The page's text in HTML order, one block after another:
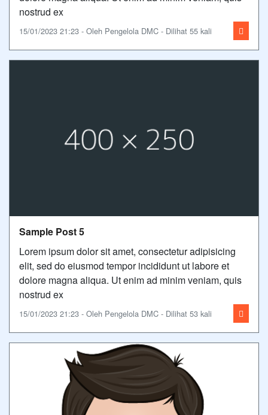
nostrud ex
15/01/2023 21:23 - Oleh Pengelola DMC - Dilihat 55 kali
Sample Post 5
Lorem ipsum dolor sit amet, consectetur adipisicing
elit, sed do eiusmod tempor incididunt ut labore et
dolore magna aliqua. Ut enim ad minim veniam, quis
nostrud ex
15/01/2023 21:23 - Oleh Pengelola DMC - Dilihat 53 kali